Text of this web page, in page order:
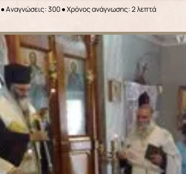
●Αναγνώσεις: 300● Χρόνος ανάγνωσης: 2 λεπτά